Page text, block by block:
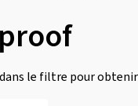
le filtre pour